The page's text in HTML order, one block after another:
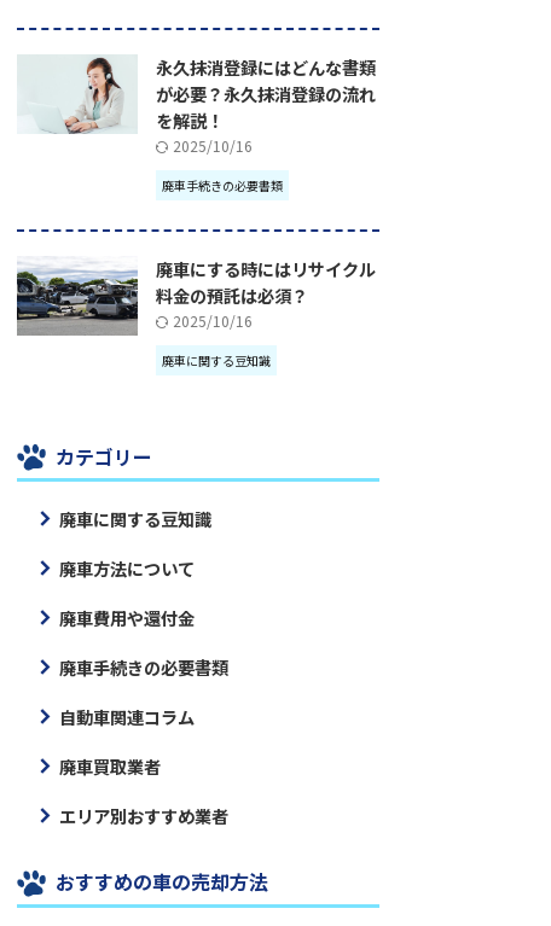
永久抹消登録にはどんな書類
が必要？永久抹消登録の流れ
を解説！
2025/10/16
廃車手続きの必要書類
廃車にする時にはリサイクル
料金の預託は必須？
2025/10/16
廃車に関する豆知識
カテゴリー
廃車に関する豆知識
廃車方法について
廃車費用や還付金
廃車手続きの必要書類
自動車関連コラム
廃車買取業者
エリア別おすすめ業者
おすすめの車の売却方法